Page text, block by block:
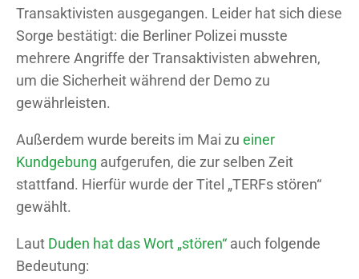
Transaktivisten ausgegangen. Leider hat sich diese
Sorge bestätigt: die Berliner Polizei musste
mehrere Angriffe der Transaktivisten abwehren,
um die Sicherheit während der Demo zu
gewährleisten.
Außerdem wurde bereits im Mai zu einer
Kundgebung aufgerufen, die zur selben Zeit
stattfand. Hierfür wurde der Titel „TERFs stören“
gewählt.
Laut Duden hat das Wort „stören“ auch folgende
Bedeutung: